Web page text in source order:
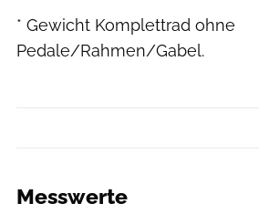
* Gewicht Komplettrad ohne
Pedale/Rahmen/Gabel.
Messwerte